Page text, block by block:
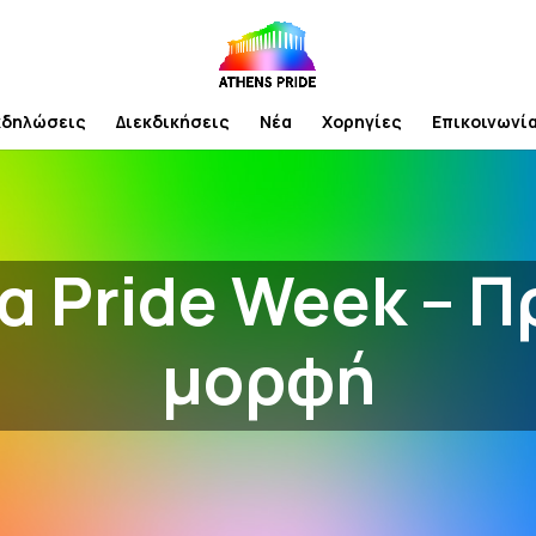
Διεκδικήσεις Νέα Χορηγίες Επικοινωνία
Pride Week –
μορφή